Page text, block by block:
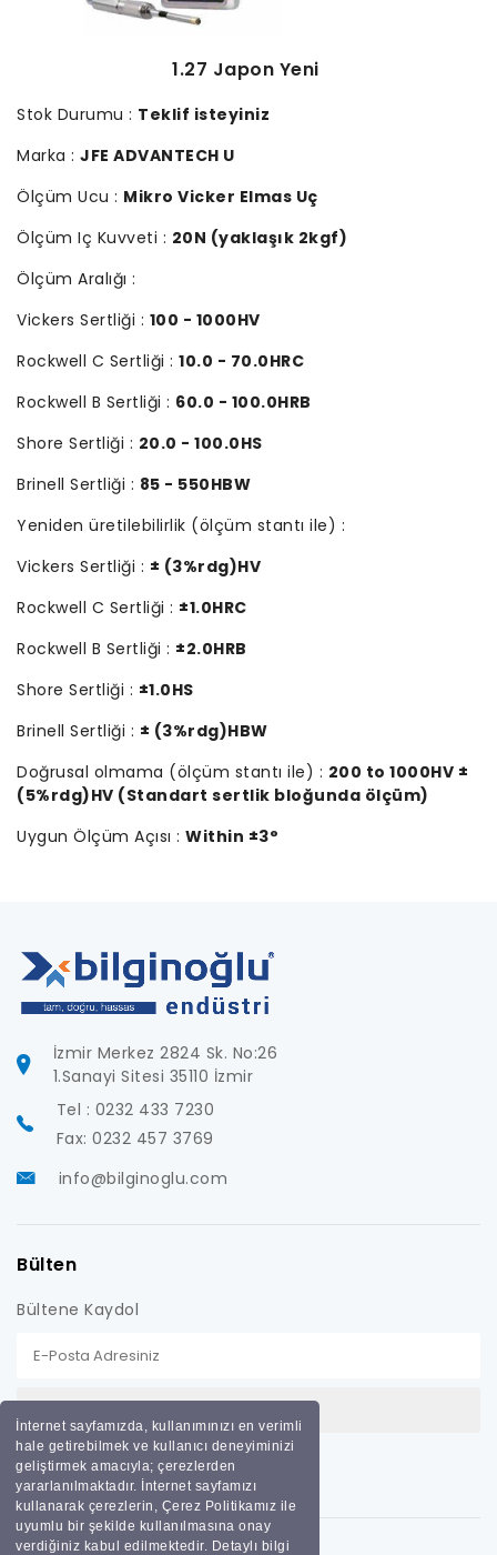
İnternet sayfamızda, kullanımınızı en verimli
hale getirebilmek ve kullanıcı deneyiminizi
geliştirmek amacıyla; çerezlerden
yararlanılmaktadır. İnternet sayfamızı
kullanarak çerezlerin, Çerez Politikamız ile
uyumlu bir şekilde kullanılmasına onay
verdiğiniz kabul edilmektedir. Detaylı bilgi
1.27 Japon Yeni
Stok Durumu : Teklif isteyiniz
Marka : JFE ADVANTECH U
Ölçüm Ucu : Mikro Vicker Elmas Uç
Ölçüm Iç Kuvveti : 20N (yaklaşık 2kgf)
Ölçüm Aralığı :
Vickers Sertliği : 100 - 1000HV
Rockwell C Sertliği : 10.0 - 70.0HRC
Rockwell B Sertliği : 60.0 - 100.0HRB
Shore Sertliği : 20.0 - 100.0HS
Brinell Sertliği : 85 - 550HBW
Yeniden üretilebilirlik (ölçüm stantı ile) :
Vickers Sertliği : ± (3%rdg)HV
Rockwell C Sertliği : ±1.0HRC
Rockwell B Sertliği : ±2.0HRB
Shore Sertliği : ±1.0HS
Brinell Sertliği : ± (3%rdg)HBW
Doğrusal olmama (ölçüm stantı ile) : 200 to 1000HV ±
(5%rdg)HV (Standart sertlik bloğunda ölçüm)
Uygun Ölçüm Açısı : Within ±3°
İzmir Merkez 2824 Sk. No:26
1.Sanayi Sitesi 35110 İzmir
Tel : 0232 433 7230
Fax: 0232 457 3769
info@bilginoglu.com
Bülten
Bültene Kaydol